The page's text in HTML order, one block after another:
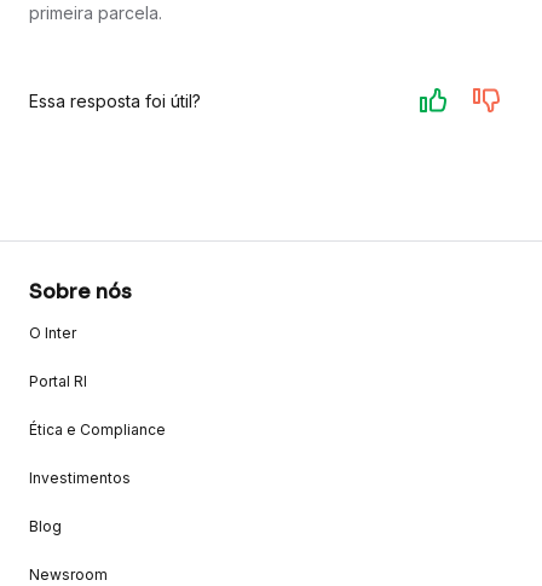
primeira parcela.
Essa resposta foi útil?
Sobre nós
O Inter
Portal RI
Ética e Compliance
Investimentos
Blog
Newsroom